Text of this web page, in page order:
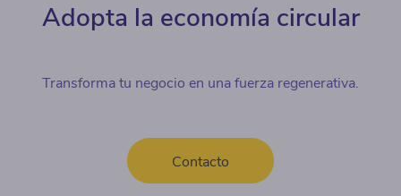
Adopta la economía circular
Transforma tu negocio en una fuerza regenerativa.
Contacto